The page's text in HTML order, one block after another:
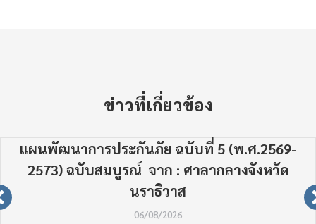
ข่าวที่เกี่ยวข้อง
แผนพัฒนาการประกันภัย ฉบับที่ 5 (พ.ศ.2569-
2573) ฉบับสมบูรณ์ จาก : ศาลากลางจังหวัด
นราธิวาส
06/08/2026